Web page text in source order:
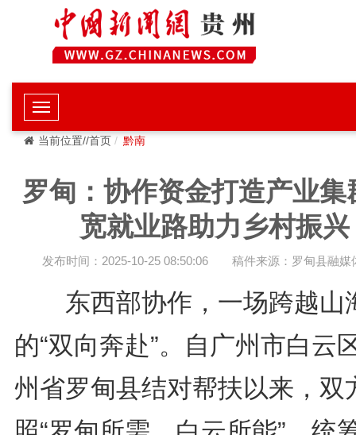
当前位置//首页 黔南
罗甸：协作资金打造产业集
宽就业路助力乡村振兴
发布时间：2025-10-25 08:50:06 稿件来源：罗甸县融媒
东西部协作，一场跨越山
的“双向奔赴”。自广州市白云
州省罗甸县结对帮扶以来，双